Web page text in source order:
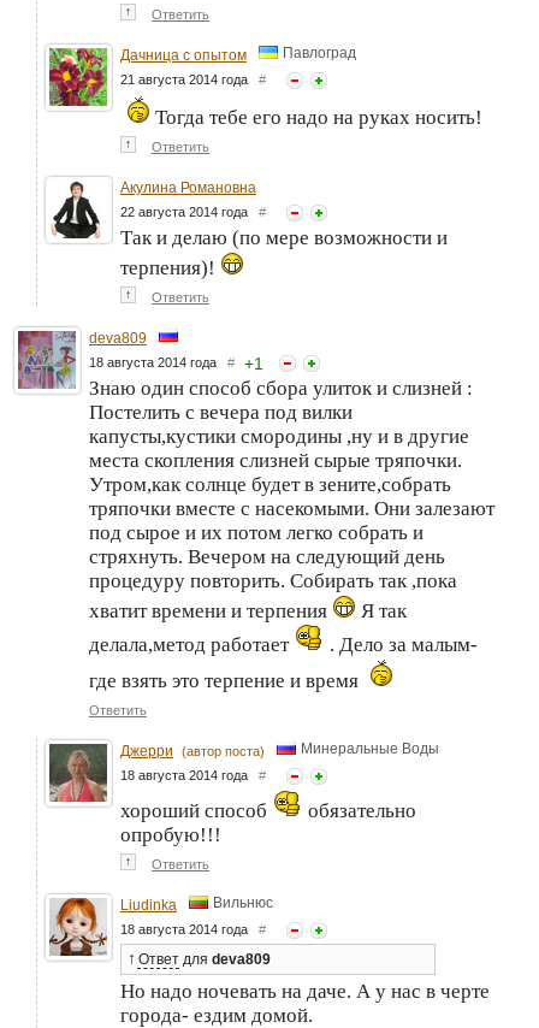
↑ Ответить
Дачница с опытом Павлоград
21 августа 2014 года #
Тогда тебе его надо на руках носить!
↑ Ответить
Акулина Романовна
22 августа 2014 года #
Так и делаю (по мере возможности и
терпения)!
↑ Ответить
deva809
18 августа 2014 года # +1
Знаю один способ сбора улиток и слизней :
Постелить с вечера под вилки
капусты,кустики смородины ,ну и в другие
места скопления слизней сырые тряпочки.
Утром,как солнце будет в зените,собрать
тряпочки вместе с насекомыми. Они залезают
под сырое и их потом легко собрать и
стряхнуть. Вечером на следующий день
процедуру повторить. Собирать так ,пока
хватит времени и терпения
Я так
делала,метод работает
. Дело за малым-
где взять это терпение и время
Ответить
Джерри (автор поста) Минеральные Воды
18 августа 2014 года #
хороший способ
обязательно
опробую!!!
↑ Ответить
Liudinka Вильнюс
18 августа 2014 года #
↑ Ответ для deva809
Но надо ночевать на даче. А у нас в черте
города- ездим домой.